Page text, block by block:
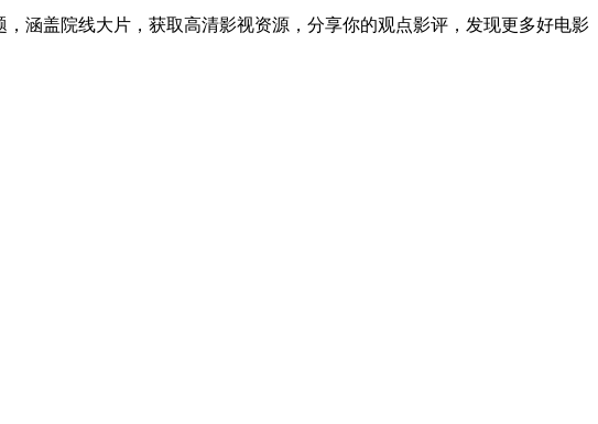
涵盖院线大片，获取高清影视资源，分享你的观点影评，发现更多好电影